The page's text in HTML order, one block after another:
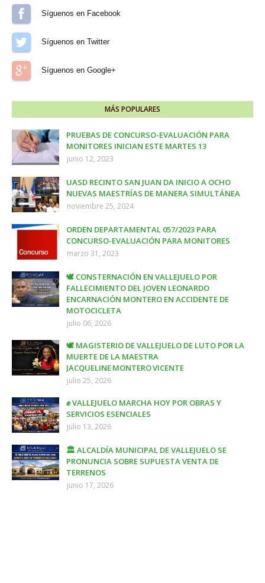
Síguenos en Facebook
Síguenos en Twitter
Síguenos en Google+
MÁS POPULARES
PRUEBAS DE CONCURSO-EVALUACIÓN PARA
MONITORES INICIAN ESTE MARTES 13
junio 12, 2023
UASD RECINTO SAN JUAN DA INICIO A OCHO
NUEVAS MAESTRÍAS DE MANERA SIMULTÁNEA
noviembre 25, 2024
ORDEN DEPARTAMENTAL 057/2023 PARA
CONCURSO-EVALUACIÓN PARA MONITORES
marzo 31, 2023
🕊️ CONSTERNACIÓN EN VALLEJUELO POR
FALLECIMIENTO DEL JOVEN LEONARDO
ENCARNACIÓN MONTERO EN ACCIDENTE DE
MOTOCICLETA
julio 06, 2026
🕊️ MAGISTERIO DE VALLEJUELO DE LUTO POR LA
MUERTE DE LA MAESTRA
JACQUELINE MONTERO VICENTE
julio 25, 2026
✊ VALLEJUELO MARCHA HOY POR OBRAS Y
SERVICIOS ESENCIALES
julio 13, 2026
🏛️ ALCALDÍA MUNICIPAL DE VALLEJUELO SE
PRONUNCIA SOBRE SUPUESTA VENTA DE
TERRENOS
junio 17, 2026